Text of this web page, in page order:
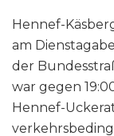
Hennef-
am
der
war gegen
Hennef-